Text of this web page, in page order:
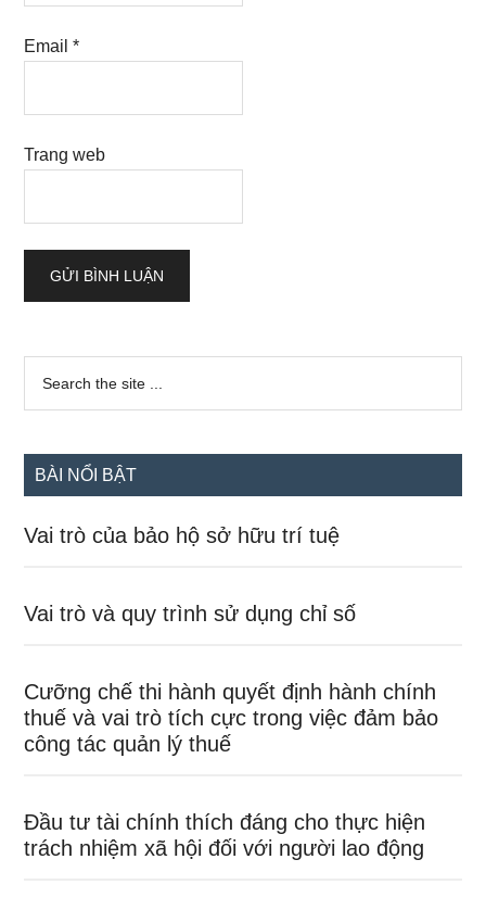
Email*
Trang web
Sidebar
chính
...
BÀI NỔI BẬT
Vai trò của bảo hộ sở hữu trí tuệ
Vai trò và quy trình sử dụng chỉ số
Cưỡng chế thi hành quyết định hành chính
thuế và vai trò tích cực trong việc đảm bảo
công tác quản lý thuế
Đầu tư tài chính thích đáng cho thực hiện
trách nhiệm xã hội đối với người lao động